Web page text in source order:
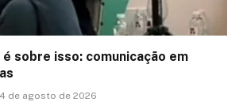
sobre isso: comunicação em
4 de agosto de 2026